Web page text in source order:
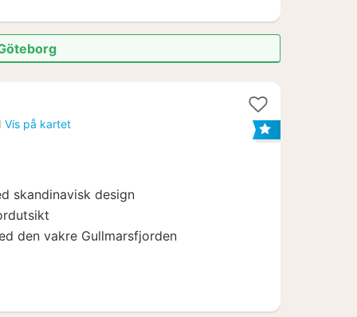
Vis på kartet
skandinavisk design
den vakre Gullmarsfjorden